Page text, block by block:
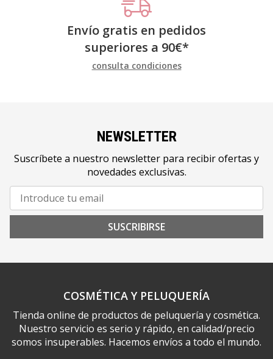
Envío gratis en pedidos
superiores a 90€*
consulta condiciones
NEWSLETTER
Suscríbete a nuestro newsletter para recibir ofertas y
novedades exclusivas.
SUSCRIBIRSE
COSMÉTICA Y PELUQUERÍA
Tienda online de productos de peluquería y cosmética.
Nuestro servicio es serio y rápido, en calidad/precio
somos insuperables. Hacemos envíos a todo el mundo.